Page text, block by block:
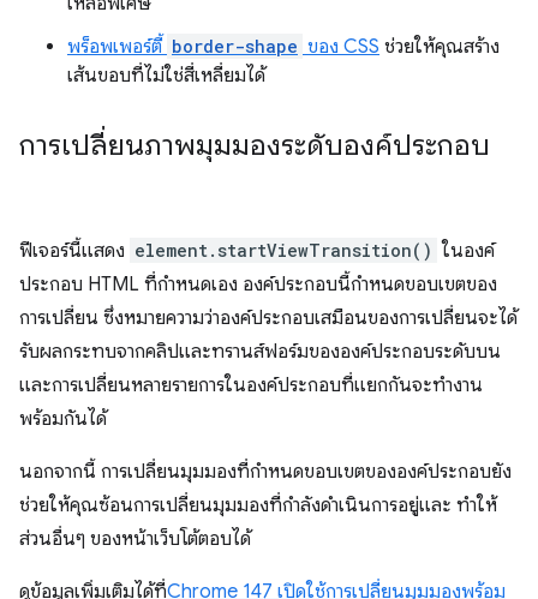
พร็อพเพอร์ตี้ border-shape ของ CSS ช่วยให้คุณสร้าง
เส้นขอบที่ไม่ใช่สี่เหลี่ยมได้
การเปลี่ยนภาพมุมมองระดับองค์ประกอบ
ฟีเจอร์นี้แสดง element.startViewTransition() ในองค์
ประกอบ HTML ที่กำหนดเอง องค์ประกอบนี้กำหนดขอบเขตของ
การเปลี่ยน ซึ่งหมายความว่าองค์ประกอบเสมือนของการเปลี่ยนจะได้
รับผลกระทบจากคลิปและทรานส์ฟอร์มขององค์ประกอบระดับบน
และการเปลี่ยนหลายรายการในองค์ประกอบที่แยกกันจะทำงาน
พร้อมกันได้
นอกจากนี้ การเปลี่ยนมุมมองที่กำหนดขอบเขตขององค์ประกอบยัง
ช่วยให้คุณซ้อนการเปลี่ยนมุมมองที่กำลังดำเนินการอยู่และ ทำให้
ส่วนอื่นๆ ของหน้าเว็บโต้ตอบได้
ดูข้อมูลเพิ่มเติมได้ที่Chrome 147 เปิดใช้การเปลี่ยนมุมมองพร้อม